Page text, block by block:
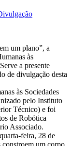
um plano”, a
às
a presente
de divulgação desta
às Sociedades
pelo Instituto
Técnico) e foi
de Robótica
Associado.
feira, 28 de
um corpo